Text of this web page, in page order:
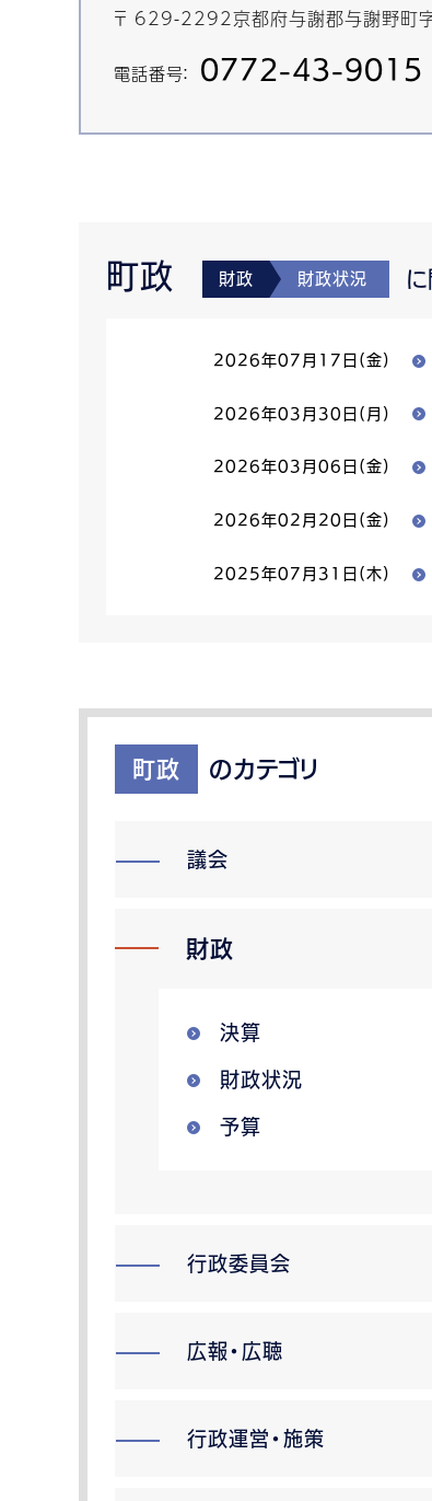
〒 629-2292京都府与謝郡与謝野町
電話番号： 0772-43-9015
町政 財政 財政状況
2026年07月17日(金)
2026年03月30日(月)
2026年03月06日(金)
2026年02月20日(金)
2025年07月31日(木)
町政 のカテゴリ
議会
財政
決算
財政状況
予算
行政委員会
広報・広聴
行政運営・施策